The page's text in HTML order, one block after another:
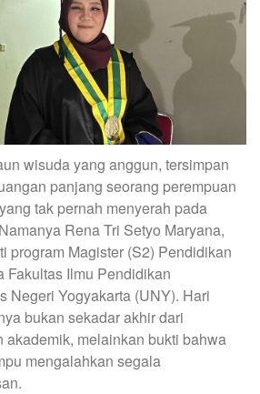
wisuda yang anggun, tersimpan
panjang seorang perempuan
tak pernah menyerah pada
Rena Tri Setyo Maryana,
program Magister (S2) Pendidikan
Fakultas Ilmu Pendidikan
Negeri Yogyakarta (UNY). Hari
bukan sekadar akhir dari
akademik, melainkan bukti bahwa
mengalahkan segala